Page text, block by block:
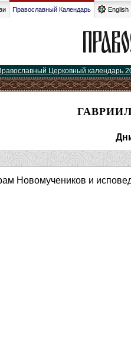
Православный Календарь English
Церковный календарь
Новомучеников и